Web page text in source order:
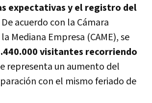
expectativas y el registro del
De acuerdo con la Cámara
Mediana Empresa (CAME), se
visitantes recorriendo
representa un aumento del
con el mismo feriado de